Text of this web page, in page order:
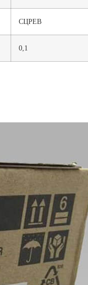
СЦРЕВ
0,1